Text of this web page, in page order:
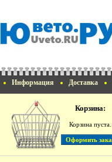
Информация Доставка
Корзина:
Корзина пуста.